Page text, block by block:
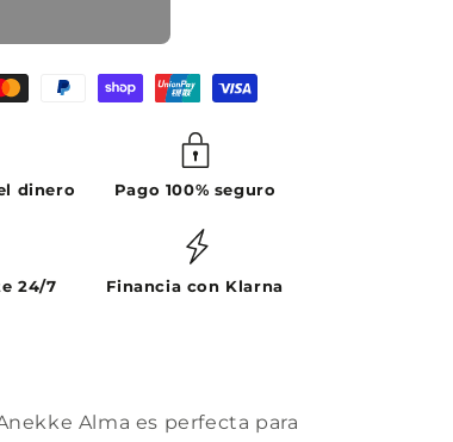
dinero Pago 100% seguro
24/7 Financia con Klarna
Alma es perfecta para